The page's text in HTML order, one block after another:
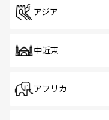
アジア
中近東
アフリカ